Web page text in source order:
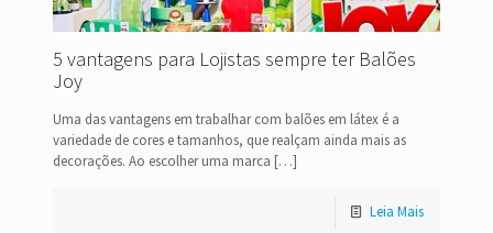
5 vantagens para Lojistas sempre ter Balões
Joy
Uma das vantagens em trabalhar com balões em látex é a
variedade de cores e tamanhos, que realçam ainda mais as
decorações. Ao escolher uma marca […]
Leia Mais